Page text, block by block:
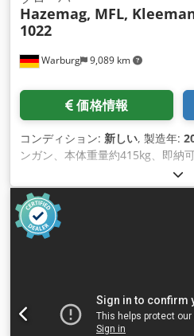
Warburg 9,089 km
Hazemag, MFL,
1022
価格情報
コンディション: 新しい, 製造年:
ンガン、本体重量約415kg、即納
1412, Hazemag AP-PH 1412,
132.....) Dcsdpfsuy N R Dox